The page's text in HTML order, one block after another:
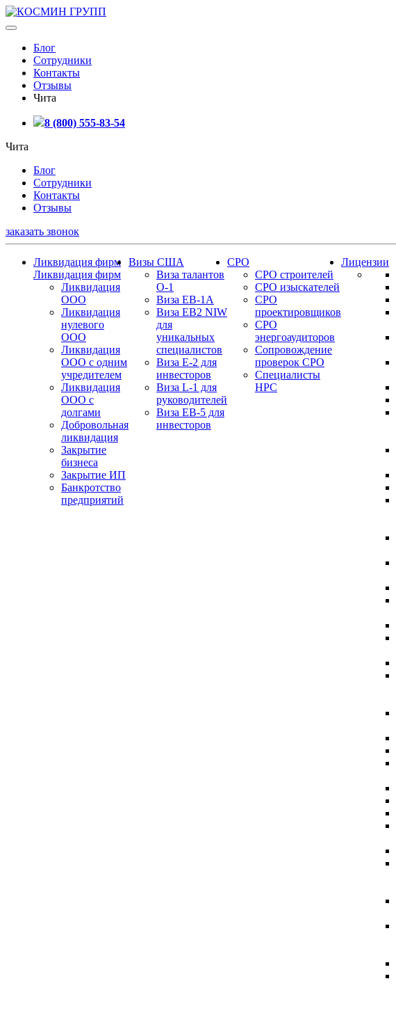
Блог
Сотрудники
Контакты
Отзывы
Чита
8 (800) 555-83-54
Чита
Блог
Сотрудники
Контакты
Отзывы
заказать звонок
Ликвидация фирм
Ликвидация фирм
Ликвидация
ООО
Ликвидация
нулевого
ООО
Ликвидация
ООО с одним
учредителем
Ликвидация
ООО с
долгами
Добровольная
ликвидация
Закрытие
бизнеса
Закрытие ИП
Банкротство
предприятий
Визы США
Виза талантов
О-1
Виза EB-1A
Виза EB2 NIW
для
уникальных
специалистов
Виза E-2 для
инвесторов
Виза L-1 для
руководителей
Виза EB-5 для
инвесторов
СРО
СРО строителей
СРО изыскателей
СРО
проектировщиков
СРО
энергоаудиторов
Сопровождение
проверок СРО
Специалисты
НРС
Лицензии